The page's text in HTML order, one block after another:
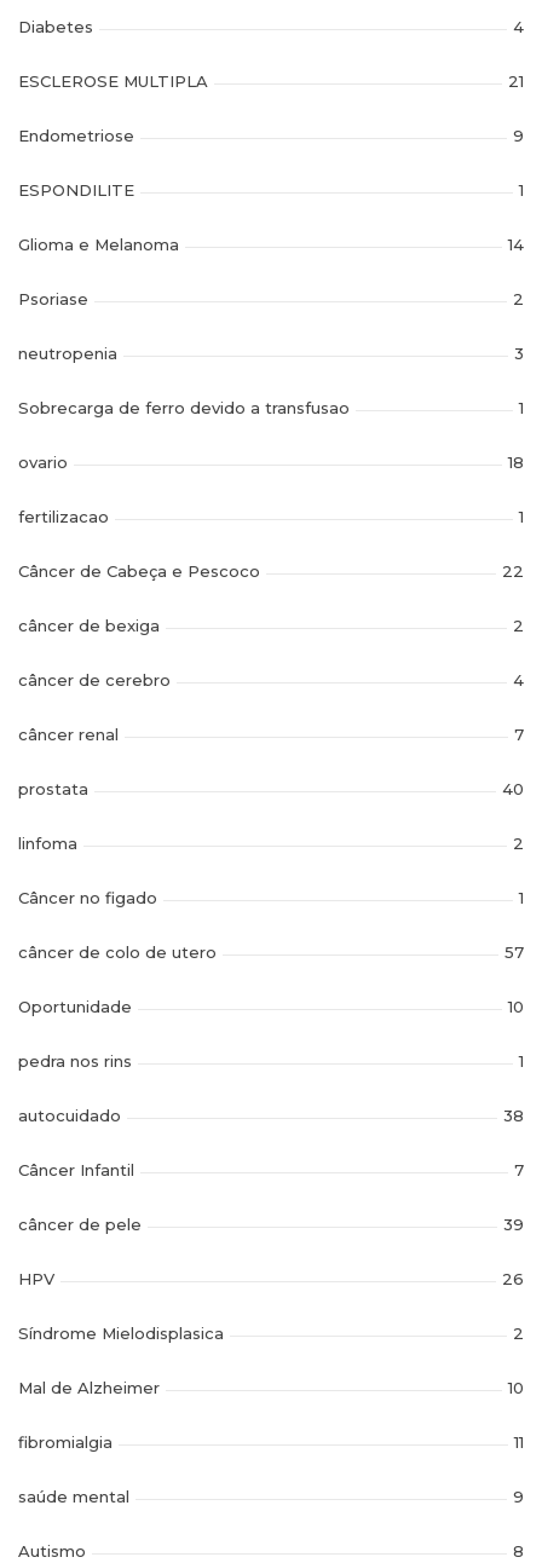
Diabetes 4
ESCLEROSE MULTIPLA 21
Endometriose 9
ESPONDILITE 1
Glioma e Melanoma 14
Psoriase 2
neutropenia 3
Sobrecarga de ferro devido a transfusao 1
ovario 18
fertilizacao 1
Câncer de Cabeça e Pescoco 22
câncer de bexiga 2
câncer de cerebro 4
câncer renal 7
prostata 40
linfoma 2
Câncer no figado 1
câncer de colo de utero 57
Oportunidade 10
pedra nos rins 1
autocuidado 38
Câncer Infantil 7
câncer de pele 39
HPV 26
Síndrome Mielodisplasica 2
Mal de Alzheimer 10
fibromialgia 11
saúde mental 9
Autismo 8